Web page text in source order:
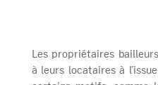
Les propriétaires
à leurs locataires à